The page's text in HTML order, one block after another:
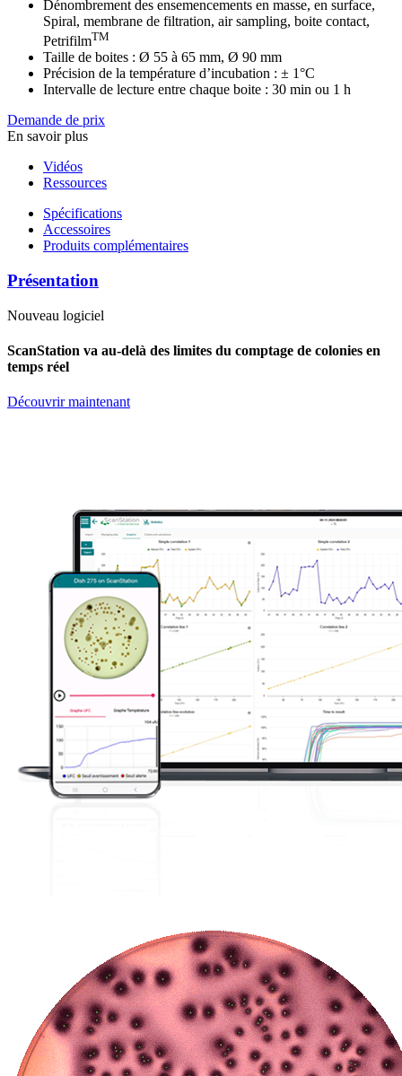
Dénombrement des ensemencements en masse, en surface,
Spiral, membrane de filtration, air sampling, boite contact,
PetrifilmTM
Taille de boites : Ø 55 à 65 mm, Ø 90 mm
Précision de la température d’incubation : ± 1°C
Intervalle de lecture entre chaque boite : 30 min ou 1 h
Demande de prix
En savoir plus
Vidéos
Ressources
Spécifications
Accessoires
Produits complémentaires
Présentation
Nouveau logiciel
ScanStation va au-delà des limites du comptage de colonies en
temps réel
Découvrir maintenant